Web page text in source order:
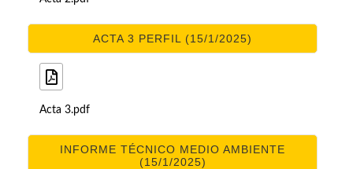
ACTA 3 PERFIL (15/1/2025)
Acta 3.pdf
INFORME TÉCNICO MEDIO AMBIENTE
(15/1/2025)